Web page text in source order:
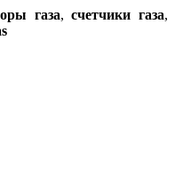
газа,счетчики газа,